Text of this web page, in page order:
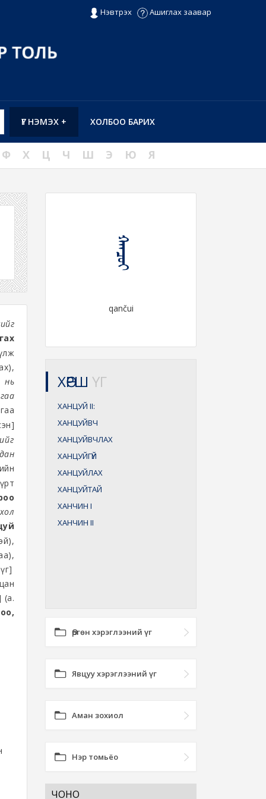
Нэвтрэх Ашиглах заавар
ХОЛБОО БАРИХ
ҮГ НЭМЭХ +
Ф Х Ц Ч Ш Э Ю Я
нь
(а.
ᠬᠠᠨᠴᠤᠶ
qančui
ХӨРШ ҮГ
ХАНЦУЙ II:
ХАНЦУЙВЧ
ХАНЦУЙВЧЛАХ
ХАНЦУЙГҮЙ
ХАНЦУЙЛАХ
ХАНЦУЙТАЙ
ХАНЧИН I
ХАНЧИН II
Өргөн хэрэглээний үг
Явцуу хэрэглээний үг
Аман зохиол
Нэр томьёо
ЧОНО